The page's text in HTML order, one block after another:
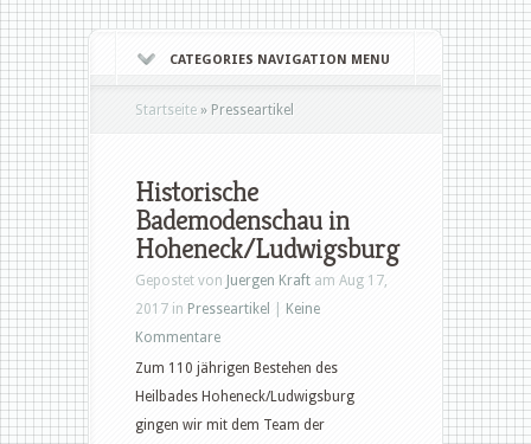
CATEGORIES NAVIGATION MENU
Startseite » Presseartikel
Historische
Bademodenschau in
Hoheneck/Ludwigsburg
Gepostet von Juergen Kraft am Aug 17,
2017 in Presseartikel
Keine
Kommentare
Zum 110 jährigen Bestehen des
Heilbades Hoheneck/Ludwigsburg
gingen wir mit dem Team der